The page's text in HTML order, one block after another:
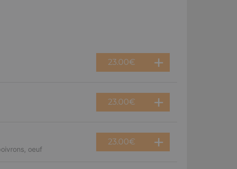
23.00€
23.00€
oeuf
23.00€